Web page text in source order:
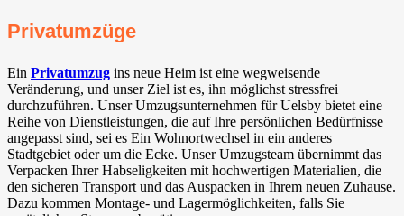
Privatumzüge
Ein Privatumzug ins neue Heim ist eine wegweisende
Veränderung, und unser Ziel ist es, ihn möglichst stressfrei
durchzuführen. Unser Umzugsunternehmen für Uelsby bietet eine
Reihe von Dienstleistungen, die auf Ihre persönlichen Bedürfnisse
angepasst sind, sei es Ein Wohnortwechsel in ein anderes
Stadtgebiet oder um die Ecke. Unser Umzugsteam übernimmt das
Verpacken Ihrer Habseligkeiten mit hochwertigen Materialien, die
den sicheren Transport und das Auspacken in Ihrem neuen Zuhause.
Dazu kommen Montage- und Lagermöglichkeiten, falls Sie